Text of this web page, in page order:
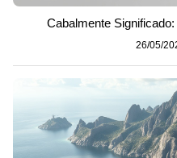
Cabalmente
26/05/